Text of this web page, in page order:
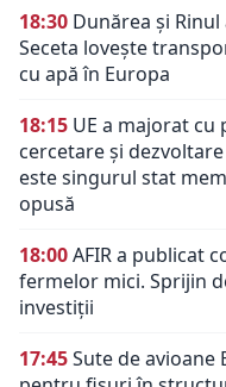
18:30 Dunărea și
Seceta lovește
cu apă în Europa
18:15 UE a majorat cu
cercetare și
este singurul stat
opusă
18:00AFIR a publicat
fermelor mici. Sprijin
investiții
17:45Sute de avioane